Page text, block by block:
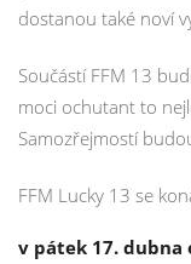
dostanou také noví
Součástí FFM 13
moci ochutant to
Samozřejmostí
FFM Lucky 13 se
v pátek 17. dubna